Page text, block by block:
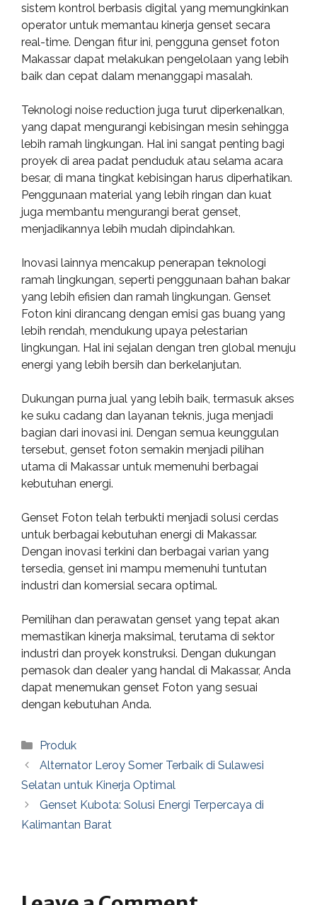
sistem kontrol berbasis digital yang memungkinkan
operator untuk memantau kinerja genset secara
real-time. Dengan fitur ini, pengguna genset foton
Makassar dapat melakukan pengelolaan yang lebih
baik dan cepat dalam menanggapi masalah.
Teknologi noise reduction juga turut diperkenalkan,
yang dapat mengurangi kebisingan mesin sehingga
lebih ramah lingkungan. Hal ini sangat penting bagi
proyek di area padat penduduk atau selama acara
besar, di mana tingkat kebisingan harus diperhatikan.
Penggunaan material yang lebih ringan dan kuat
juga membantu mengurangi berat genset,
menjadikannya lebih mudah dipindahkan.
Inovasi lainnya mencakup penerapan teknologi
ramah lingkungan, seperti penggunaan bahan bakar
yang lebih efisien dan ramah lingkungan. Genset
Foton kini dirancang dengan emisi gas buang yang
lebih rendah, mendukung upaya pelestarian
lingkungan. Hal ini sejalan dengan tren global menuju
energi yang lebih bersih dan berkelanjutan.
Dukungan purna jual yang lebih baik, termasuk akses
ke suku cadang dan layanan teknis, juga menjadi
bagian dari inovasi ini. Dengan semua keunggulan
tersebut, genset foton semakin menjadi pilihan
utama di Makassar untuk memenuhi berbagai
kebutuhan energi.
Genset Foton telah terbukti menjadi solusi cerdas
untuk berbagai kebutuhan energi di Makassar.
Dengan inovasi terkini dan berbagai varian yang
tersedia, genset ini mampu memenuhi tuntutan
industri dan komersial secara optimal.
Pemilihan dan perawatan genset yang tepat akan
memastikan kinerja maksimal, terutama di sektor
industri dan proyek konstruksi. Dengan dukungan
pemasok dan dealer yang handal di Makassar, Anda
dapat menemukan genset Foton yang sesuai
dengan kebutuhan Anda.
Categories
Produk
Alternator Leroy Somer Terbaik di Sulawesi
Selatan untuk Kinerja Optimal
Genset Kubota: Solusi Energi Terpercaya di
Kalimantan Barat